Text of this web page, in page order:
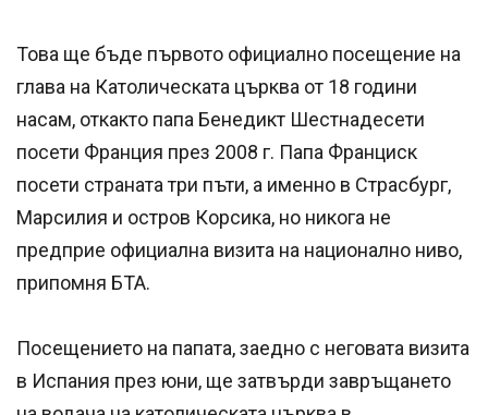
Това ще бъде първото официално посещение на
глава на Католическата църква от 18 години
насам, откакто папа Бенедикт Шестнадесети
посети Франция през 2008 г. Папа Франциск
посети страната три пъти, а именно в Страсбург,
Марсилия и остров Корсика, но никога не
предприе официална визита на национално ниво,
припомня БТА.
Посещението на папата, заедно с неговата визита
в Испания през юни, ще затвърди завръщането